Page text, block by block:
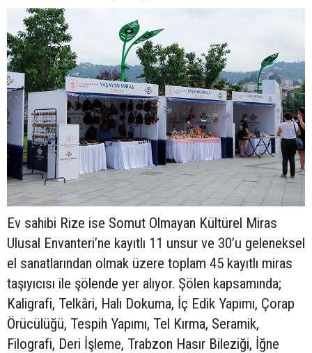
Ev sahibi Rize ise Somut Olmayan Kültürel Miras
Ulusal Envanteri’ne kayıtlı 11 unsur ve 30’u geleneksel
el sanatlarından olmak üzere toplam 45 kayıtlı miras
taşıyıcısı ile şölende yer alıyor. Şölen kapsamında;
Kaligrafi, Telkâri, Halı Dokuma, İç Edik Yapımı, Çorap
Örücülüğü, Tespih Yapımı, Tel Kırma, Seramik,
Filografi, Deri İşleme, Trabzon Hasır Bileziği, İğne